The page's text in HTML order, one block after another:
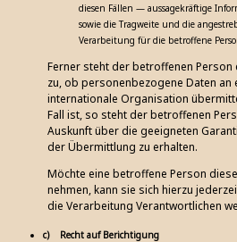
diesen Fällen — aussagekräftige
sowie die Tragweite und die
Verarbeitung für die betroffene
Ferner steht der betroffenen
zu, ob personenbezogene Daten an
internationale Organisation
Fall ist, so steht der betroffenen
Auskunft über die geeigneten
der Übermittlung zu erhalten.
Möchte eine betroffene Person
nehmen, kann sie sich hierzu
die Verarbeitung Verantwortlichen
c) Recht auf Berichtigung